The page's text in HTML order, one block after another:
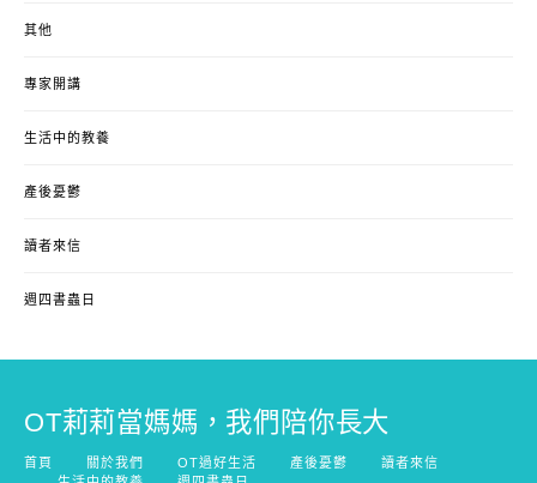
其他
專家開講
生活中的教養
產後憂鬱
讀者來信
週四書蟲日
OT莉莉當媽媽，我們陪你長大
首頁 關於我們 OT過好生活 產後憂鬱
讀者來信